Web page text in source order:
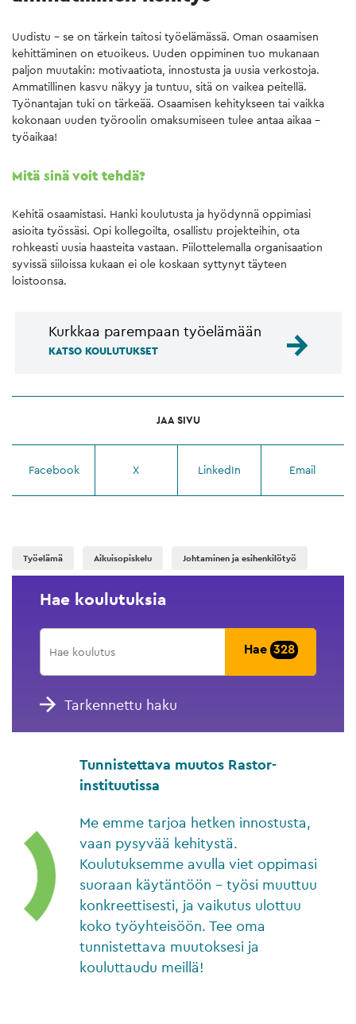
Uudistu – se on tärkein taitosi työelämässä. Oman osaamisen
kehittäminen on etuoikeus. Uuden oppiminen tuo mukanaan
paljon muutakin: motivaatiota, innostusta ja uusia verkostoja.
Ammatillinen kasvu näkyy ja tuntuu, sitä on vaikea peitellä.
Työnantajan tuki on tärkeää. Osaamisen kehitykseen tai vaikka
kokonaan uuden työroolin omaksumiseen tulee antaa aikaa –
työaikaa!
Mitä sinä voit tehdä?
Kehitä osaamistasi. Hanki koulutusta ja hyödynnä oppimiasi
asioita työssäsi. Opi kollegoilta, osallistu projekteihin, ota
rohkeasti uusia haasteita vastaan. Piilottelemalla organisaation
syvissä siiloissa kukaan ei ole koskaan syttynyt täyteen
loistoonsa.
Kurkkaa parempaan työelämään
KATSO KOULUTUKSET
JAA SIVU
Facebook X LinkedIn Email
Työelämä Aikuisopiskelu Johtaminen ja esihenkilötyö
Hae koulutuksia
Hae 328
Tarkennettu haku
Tunnistettava muutos Rastor-
instituutissa
Me emme tarjoa hetken innostusta,
vaan pysyvää kehitystä.
Koulutuksemme avulla viet oppimasi
suoraan käytäntöön – työsi muuttuu
konkreettisesti, ja vaikutus ulottuu
koko työyhteisöön. Tee oma
tunnistettava muutoksesi ja
kouluttaudu meillä!